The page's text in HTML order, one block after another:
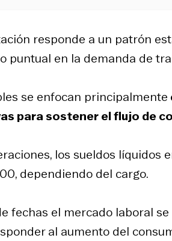
responde a un patrón
puntual en la demanda de
se enfocan principalmente
para sostener el flujo de
los sueldos
dependiendo del cargo.
fechas el mercado laboral
al aumento del